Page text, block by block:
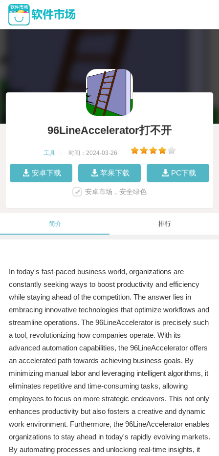
96LineAccelerator打不开
工具 时间：2024-03-26
安卓下载 苹果下载 PC下载
安卓市场，安全绿色
简介 排行
In today's fast-paced business world, organizations are
constantly seeking ways to boost productivity and efficiency
while staying ahead of the competition. The answer lies in
embracing innovative technologies that optimize workflows and
streamline operations. The 96LineAccelerator is precisely such
a tool, revolutionizing how companies operate. With its
advanced automation capabilities, the 96LineAccelerator offers
an accelerated path towards achieving business goals. By
minimizing manual labor and leveraging intelligent algorithms, it
eliminates repetitive and time-consuming tasks, allowing
employees to focus on more strategic endeavors. This not only
enhances productivity but also fosters a creative and dynamic
work environment. Furthermore, the 96LineAccelerator enables
organizations to stay ahead in today's rapidly evolving markets.
By automating processes and unlocking real-time insights, it